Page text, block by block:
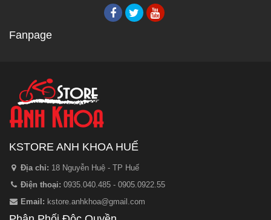
Fanpage
KSTORE ANH KHOA HUẾ
Địa chỉ: 18 Nguyễn Huệ - TP Huế
Điện thoại: 0935.040.485 - 0905.0922.55
Email: kstore.anhkhoa@gmail.com